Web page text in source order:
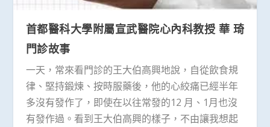
首都醫科大學附屬宣武醫院心內科教授 華 琦
門診故事
一天，常來看門診的王大伯高興地說，自從飲食規
律、堅持鍛煉、按時服藥後，他的心絞痛已經半年
多沒有發作了，即使在以往常發的12 月、1月也沒
有發作過。看到王大伯高興的樣子，不由讓我想起